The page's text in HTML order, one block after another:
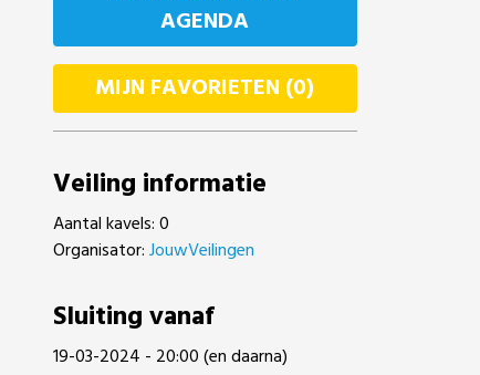
AGENDA
MIJN FAVORIETEN (0)
Veiling informatie
Aantal kavels: 0
Organisator:JouwVeilingen
Sluiting vanaf
19-03-2024 - 20:00 (en daarna)